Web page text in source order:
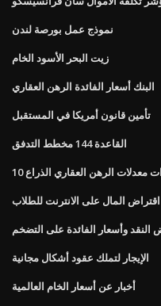
نموذج عمل بورصة لندن
زيت البحر الأسود الخام
البنك أسعار الفائدة الرهن العقاري
تأمين قانون أمريكا في المستقبل
القاعدة 144 مخطط التدفق
معدلات الرهن العقاري الذراع
اقتراض المال على الانترنت للطلاب
وأسعار الفائدة على التضخم
الإيجار لتملك عقود أشكال مجانية
أخبار عن أسعار الخام العالمية